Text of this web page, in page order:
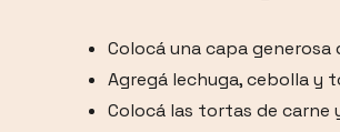
Colocá una capa
Agregá lechuga, cebolla y
Colocá las tortas de carne